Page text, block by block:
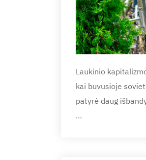
Laukinio
kai buvusioje
patyrė daug
…